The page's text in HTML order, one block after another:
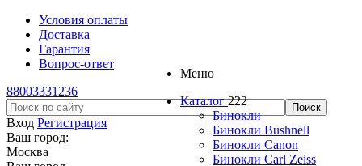
Условия оплаты
Доставка
Гарантия
Вопрос-ответ
88003331236
Вход Регистрация
Ваш город:
Москва
Меню
Каталог 222
Бинокли
Бинокли Bushnell
Бинокли Canon
Бинокли Carl Zeiss